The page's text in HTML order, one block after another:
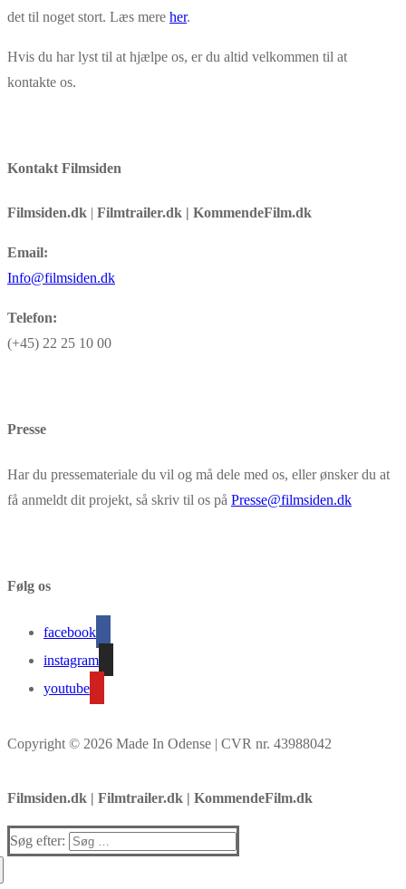
det til noget stort. Læs mere her.
Hvis du har lyst til at hjælpe os, er du altid velkommen til at
kontakte os.
Kontakt Filmsiden
Filmsiden.dk | Filmtrailer.dk | KommendeFilm.dk
Email:
Info@filmsiden.dk
Telefon:
(+45) 22 25 10 00
Presse
Har du pressemateriale du vil og må dele med os, eller ønsker du at
få anmeldt dit projekt, så skriv til os på Presse@filmsiden.dk
Følg os
facebook
instagram
youtube
Copyright © 2026 Made In Odense | CVR nr. 43988042
Filmsiden.dk | Filmtrailer.dk | KommendeFilm.dk
Søg efter: